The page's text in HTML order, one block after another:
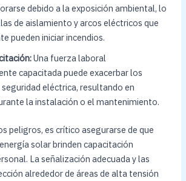
debido a la exposición ambiental, lo
de aislamiento y arcos eléctricos que
pueden iniciar incendios.
Una fuerza laboral
capacitada puede exacerbar los
eléctrica, resultando en
la instalación o el mantenimiento.
peligros, es crítico asegurarse de que
solar brinden capacitación
La señalización adecuada y las
alrededor de áreas de alta tensión